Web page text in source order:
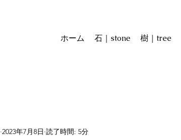
ホーム 石｜stone 樹｜tree
2023年7月8日 読了時間: 5分